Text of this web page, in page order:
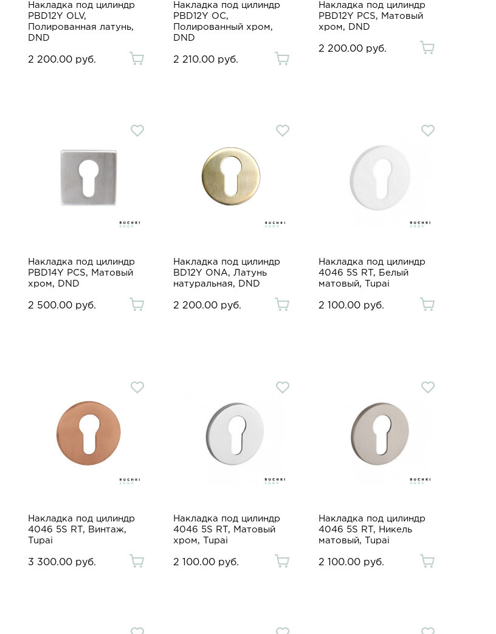
Накладка под цилиндр
PBD12Y OLV,
Полированная латунь,
DND
2 200.00 руб.
Накладка под цилиндр
PBD12Y OC,
Полированный хром,
DND
2 210.00 руб.
Накладка под цилиндр
PBD12Y PCS, Матовый
хром, DND
2 200.00 руб.
Накладка под цилиндр
PBD14Y PCS, Матовый
хром, DND
2 500.00 руб.
Накладка под цилиндр
BD12Y ONA, Латунь
натуральная, DND
2 200.00 руб.
Накладка под цилиндр
4046 5S RT, Белый
матовый, Tupai
2 100.00 руб.
Накладка под цилиндр
4046 5S RT, Винтаж,
Tupai
3 300.00 руб.
Накладка под цилиндр
4046 5S RT, Матовый
хром, Tupai
2 100.00 руб.
Накладка под цилиндр
4046 5S RT, Никель
матовый, Tupai
2 100.00 руб.